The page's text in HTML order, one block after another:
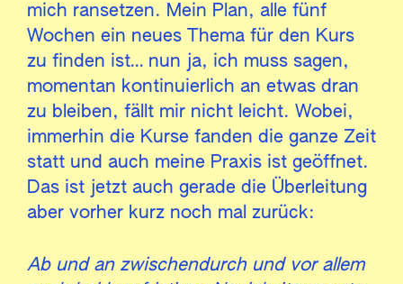
mich ransetzen. Mein Plan, alle fünf
Wochen ein neues Thema für den Kurs
zu finden ist… nun ja, ich muss sagen,
momentan kontinuierlich an etwas dran
zu bleiben, fällt mir nicht leicht. Wobei,
immerhin die Kurse fanden die ganze Zeit
statt und auch meine Praxis ist geöffnet.
Das ist jetzt auch gerade die Überleitung
aber vorher kurz noch mal zurück:
Ab und an zwischendurch und vor allem